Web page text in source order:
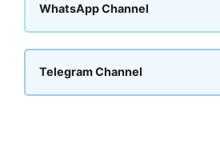
WhatsApp Channel
Telegram Channel